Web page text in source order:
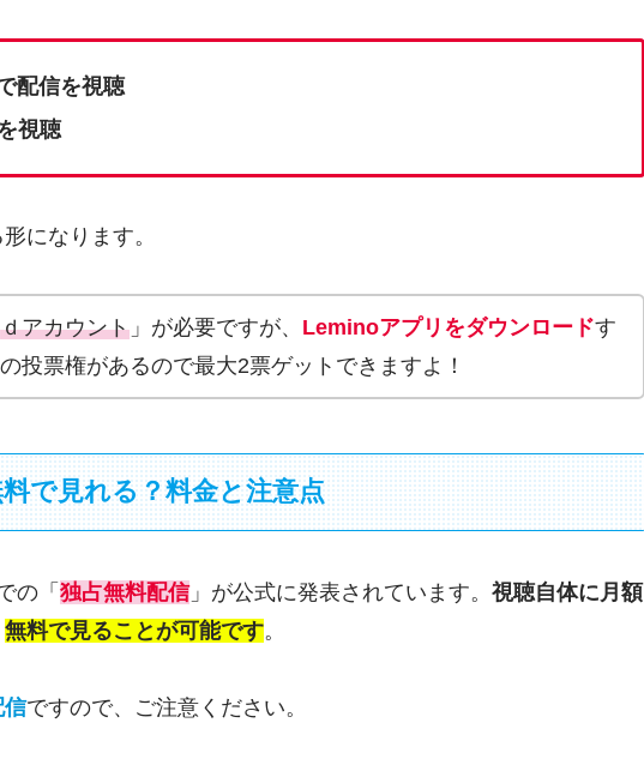
配信を視聴
視聴
になります。
ｄアカウント 」が必要ですが、 Leminoアプリをダウンロードす
投票権があるので最大2票ゲットできますよ！
で見れる？料金と注意点
の「 独占無料配信」が公式に発表されています。 視聴自体に月額
無料で見ることが可能です。
信ですので、ご注意ください。